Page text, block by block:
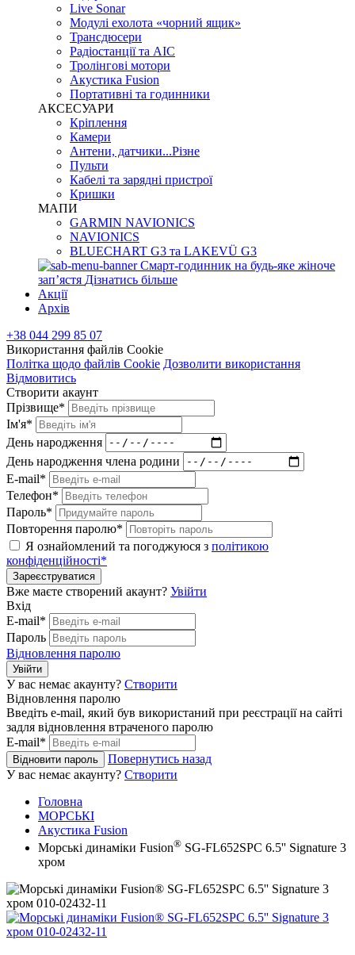
Live Sonar
Модулі ехолота «чорний ящик»
Трансдюсери
Радіостанції та АІС
Тролінгові мотори
Акустика Fusion
Портативні та годинники
АКСЕСУАРИ
Кріплення
Камери
Антени, датчики...Різне
Пульти
Кабелі та зарядні пристрої
Кришки
МАПИ
GARMIN NAVIONICS
NAVIONICS
BLUECHART G3 та LAKEVÜ G3
Смарт-годинник на будь-яке жіноче
запʼястя Дізнатись більше
Акції
Архів
+38 044 299 85 07
Використання файлів Cookie
Політка щодо файлів Cookie Дозволити використання
Відмовитись
Створити акаунт
Прізвище*
Ім'я*
День народження
День народження члена родини
E-mail*
Телефон*
Пароль*
Повторення паролю*
Я ознайомлений та погоджуюся з політикою
конфіденційності*
Зареєструватися
Вже маєте створений акаунт? Увійти
Вхід
E-mail*
Пароль
Відновлення паролю
Увійти
У вас немає акаунту? Створити
Відновлення паролю
Введіть e-mail, який був використаний при реєстрації на сайті
задля відновлення втраченого паролю
E-mail*
Відновити пароль
Повернутись назад
У вас немає акаунту? Створити
Головна
МОРСЬКІ
Акустика Fusion
Морські динаміки Fusion® SG-FL652SPC 6.5'' Signature 3
хром